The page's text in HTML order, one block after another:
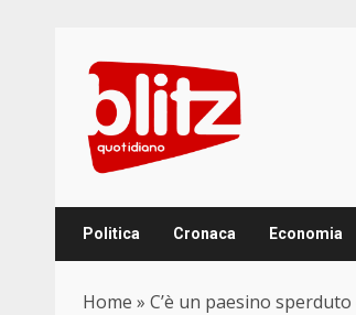
content
Politica Cronaca Economia
Home » C’è un paesino